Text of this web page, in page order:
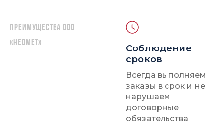
Преимущества ООО
«НЕОМЕТ»
Соблюдение
сроков
Всегда выполняем
заказы в срок и не
нарушаем
договорные
обязательства